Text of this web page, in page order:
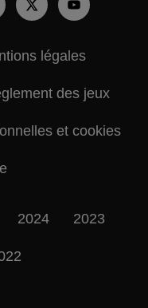
légales
des jeux
et cookies
2024 2023